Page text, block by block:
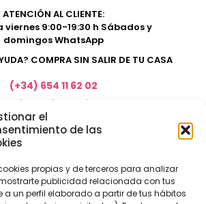
el
de las
propias y de terceros para analizar
publicidad relacionada con tus
a un perfil elaborado a partir de tus hábitos
ATENCIÓN AL CLIENTE:
viernes 9:00-19:30 h Sábados y
domingos WhatsApp
COMPRA SIN SALIR DE TU CASA
(+34) 654 11 62 02
de muebles en Fuengirola
de muebles en Torremolinos
muebles en Benalmádena